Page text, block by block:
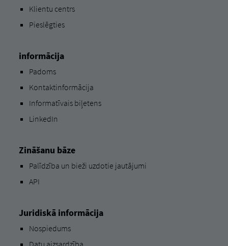
Klientu centrs
Pieslēgties
informācija
Padoms
Kontaktinformācija
Informatīvais biļetens
LinkedIn
Zināšanu bāze
Palīdzība un bieži uzdotie jautājumi
API
Juridiskā informācija
Nospiedums